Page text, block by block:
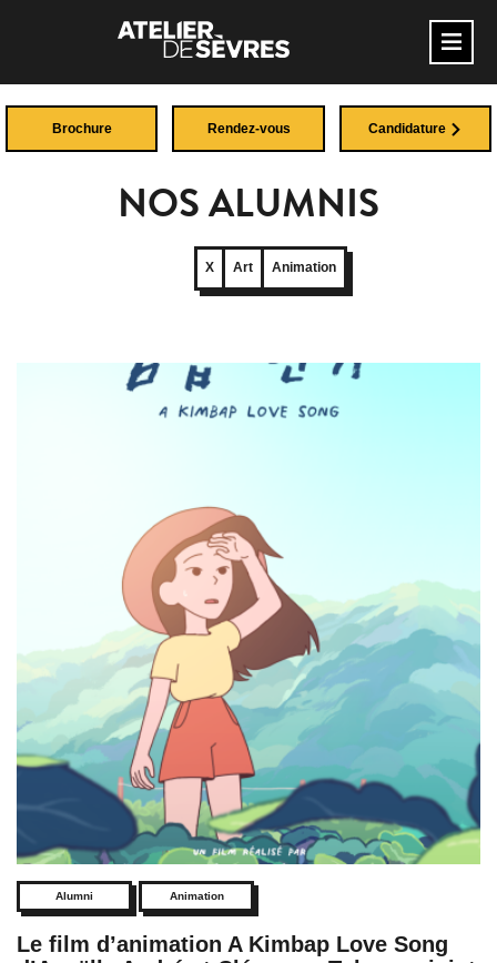
Brochure Rendez-vous Candidature
NOS ALUMNIS
X Art Animation
Alumni Animation
Le film d’animation A Kimbap Love Song